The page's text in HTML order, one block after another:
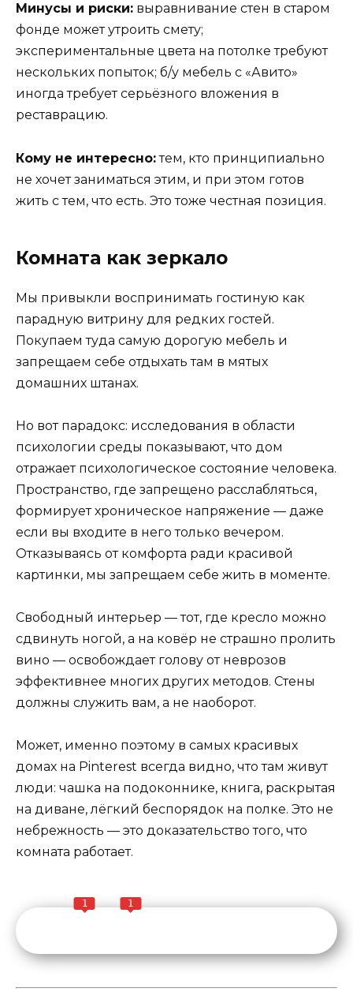
Минусы и риски: выравнивание стен в старом
фонде может утроить смету;
экспериментальные цвета на потолке требуют
нескольких попыток; б/у мебель с «Авито»
иногда требует серьёзного вложения в
реставрацию.
Кому не интересно:тем, кто принципиально
не хочет заниматься этим, и при этом готов
жить с тем, что есть. Это тоже честная позиция.
Комната как зеркало
Мы привыкли воспринимать гостиную как
парадную витрину для редких гостей.
Покупаем туда самую дорогую мебель и
запрещаем себе отдыхать там в мятых
домашних штанах.
Но вот парадокс: исследования в области
психологии среды показывают, что дом
отражает психологическое состояние человека.
Пространство, где запрещено расслабляться,
формирует хроническое напряжение — даже
если вы входите в него только вечером.
Отказываясь от комфорта ради красивой
картинки, мы запрещаем себе жить в моменте.
Свободный интерьер — тот, где кресло можно
сдвинуть ногой, а на ковёр не страшно пролить
вино — освобождает голову от неврозов
эффективнее многих других методов. Стены
должны служить вам, а не наоборот.
Может, именно поэтому в самых красивых
домах на Pinterest всегда видно, что там живут
люди: чашка на подоконнике, книга, раскрытая
на диване, лёгкий беспорядок на полке. Это не
небрежность — это доказательство того, что
комната работает.
1 1